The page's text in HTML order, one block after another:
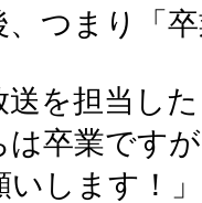
、つまり「
送を担当し
は卒業です
いします！